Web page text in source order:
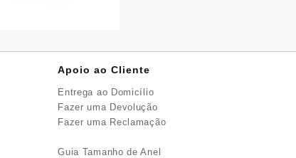
Apoio ao Cliente
Entrega ao Domicílio
Fazer uma Devolução
Fazer uma Reclamação
Guia Tamanho de Anel